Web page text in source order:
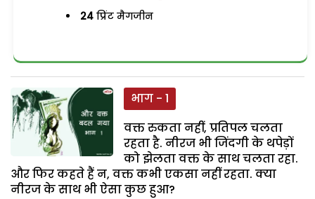
24 प्रिंट मैगजीन
भाग - 1
वक्त रुकता नहीं, प्रतिपल चलता
रहता है. नीरज भी जिंदगी के थपेड़ों
को झेलता वक्त के साथ चलता रहा.
और फिर कहते हैं न, वक्त कभी एकसा नहीं रहता. क्या
नीरज के साथ भी ऐसा कुछ हुआ?